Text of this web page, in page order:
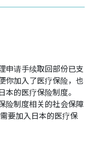
申请手续取回部份已支
你加入了医疗保险，也
的医疗保险制度。
险制度相关的社会保障
要加入日本的医疗保